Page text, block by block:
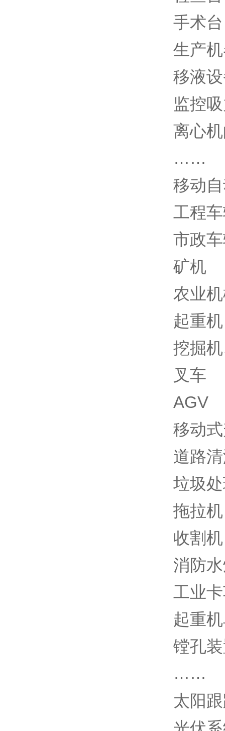
手术台
生产
移液
监控
离心
……
移动
工程
市政
矿机
农业
起重
挖掘
叉车
AGV
移动
道路
垃圾
拖拉机
收割机
消防
工业
起重
镗孔
……
太阳